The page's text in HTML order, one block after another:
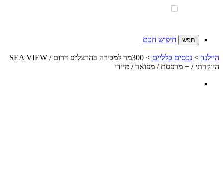
אין גדלים
חיפוש חכם
היילנד > נכסים כלליים
> 300מר למכירה בהרצל״פ דרום / SEA VIEW
היוקרתי / + מרפסת / מפואר / מיידי